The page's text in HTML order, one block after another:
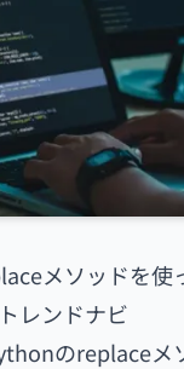
メソッドを使
レンドナビ
のreplaceメ